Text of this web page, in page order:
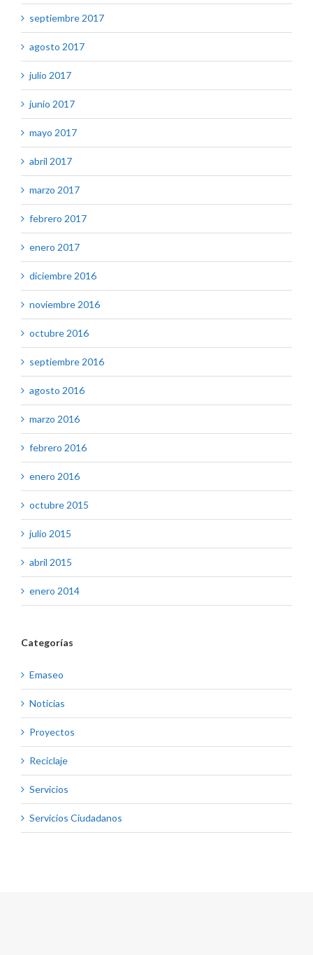
septiembre 2017
agosto 2017
julio 2017
junio 2017
mayo 2017
abril 2017
marzo 2017
febrero 2017
enero 2017
diciembre 2016
noviembre 2016
octubre 2016
septiembre 2016
agosto 2016
marzo 2016
febrero 2016
enero 2016
octubre 2015
julio 2015
abril 2015
enero 2014
Categorías
Emaseo
Noticias
Proyectos
Reciclaje
Servicios
Servicios Ciudadanos